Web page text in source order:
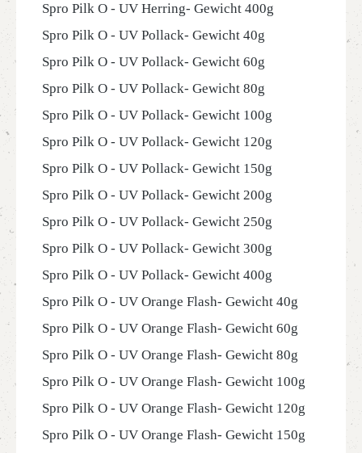
Spro Pilk O - UV Herring- Gewicht 400g
Spro Pilk O - UV Pollack- Gewicht 40g
Spro Pilk O - UV Pollack- Gewicht 60g
Spro Pilk O - UV Pollack- Gewicht 80g
Spro Pilk O - UV Pollack- Gewicht 100g
Spro Pilk O - UV Pollack- Gewicht 120g
Spro Pilk O - UV Pollack- Gewicht 150g
Spro Pilk O - UV Pollack- Gewicht 200g
Spro Pilk O - UV Pollack- Gewicht 250g
Spro Pilk O - UV Pollack- Gewicht 300g
Spro Pilk O - UV Pollack- Gewicht 400g
Spro Pilk O - UV Orange Flash- Gewicht 40g
Spro Pilk O - UV Orange Flash- Gewicht 60g
Spro Pilk O - UV Orange Flash- Gewicht 80g
Spro Pilk O - UV Orange Flash- Gewicht 100g
Spro Pilk O - UV Orange Flash- Gewicht 120g
Spro Pilk O - UV Orange Flash- Gewicht 150g